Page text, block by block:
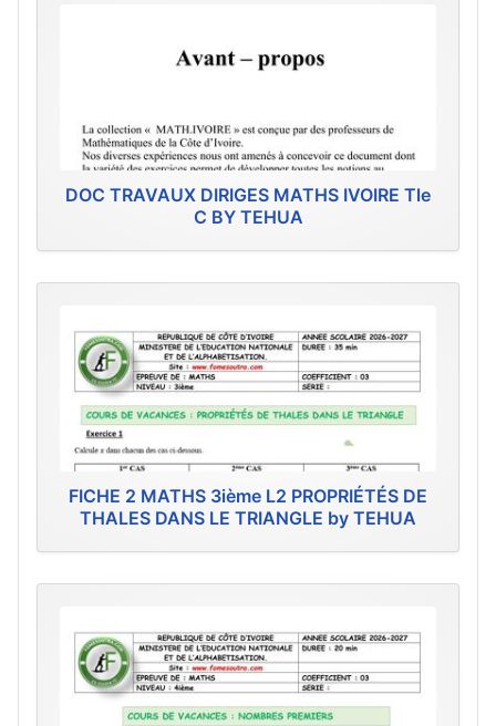
DOC TRAVAUX DIRIGES MATHS IVOIRE Tle
C BY TEHUA
FICHE 2 MATHS 3ième L2 PROPRIÉTÉS DE
THALES DANS LE TRIANGLE by TEHUA